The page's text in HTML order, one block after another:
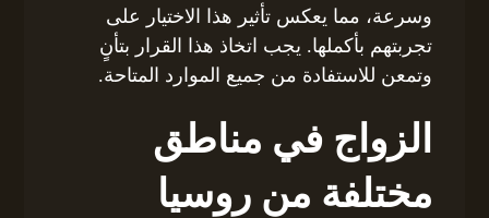
وسرعة، مما يعكس تأثير هذا الاختيار على
تجربتهم بأكملها. يجب اتخاذ هذا القرار بتأنٍ
وتمعن للاستفادة من جميع الموارد المتاحة.
الزواج في مناطق
مختلفة من روسيا